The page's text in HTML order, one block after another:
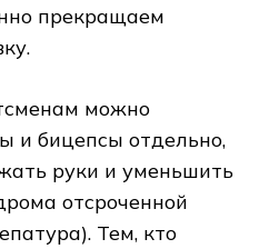
прекращаем
можно
и бицепсы отдельно,
руки и уменьшить
отсроченной
Тем, кто